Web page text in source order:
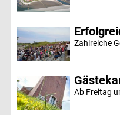
Zahlreiche
Ab Freitag